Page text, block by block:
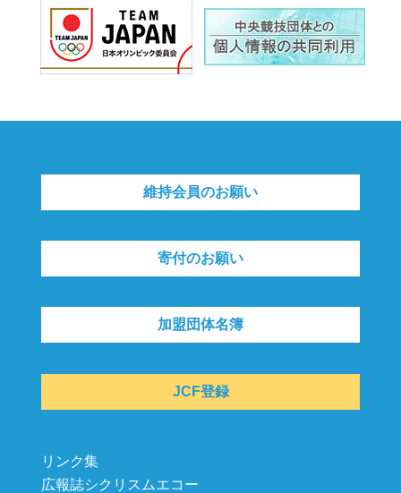
維持会員のお願い
寄付のお願い
加盟団体名簿
JCF登録
リンク集
広報誌シクリスムエコー